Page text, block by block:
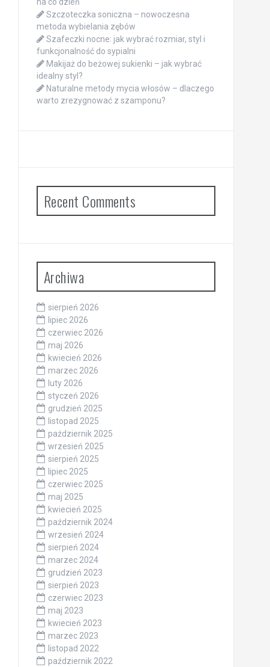
Szczoteczka soniczna – nowoczesna
metoda wybielania zębów
Szafeczki nocne: jak wybrać rozmiar, styl i
funkcjonalność do sypialni
Makijaż do beżowej sukienki – jak wybrać
idealny styl?
Naturalne metody mycia włosów – dlaczego
warto zrezygnować z szamponu?
Recent Comments
Archiwa
sierpień 2026
lipiec 2026
czerwiec 2026
maj 2026
kwiecień 2026
marzec 2026
luty 2026
styczeń 2026
grudzień 2025
listopad 2025
październik 2025
wrzesień 2025
sierpień 2025
lipiec 2025
czerwiec 2025
maj 2025
kwiecień 2025
październik 2024
wrzesień 2024
sierpień 2024
marzec 2024
grudzień 2023
sierpień 2023
czerwiec 2023
maj 2023
kwiecień 2023
marzec 2023
listopad 2022
październik 2022